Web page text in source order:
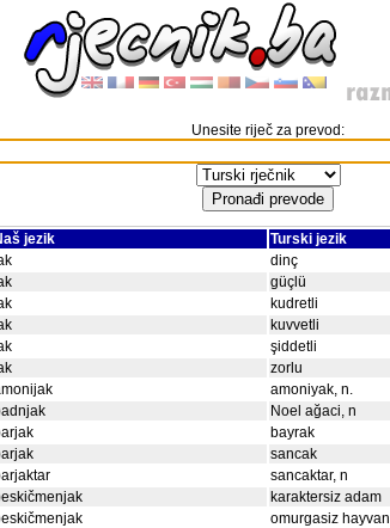
Unesite riječ za prevod:
jezik
Turski jezik
dinç
güçlü
kudretli
kuvvetli
şiddetli
zorlu
amoniyak, n.
Noel ağaci, n
bayrak
sancak
sancaktar, n
karaktersiz adam
omurgasiz hayvan